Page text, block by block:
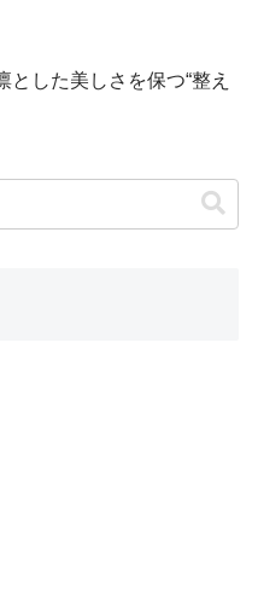
した美しさを保つ“整え